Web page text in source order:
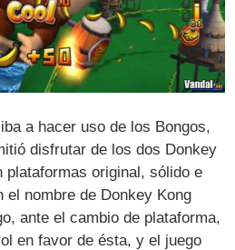
a hacer uso de los Bongos,
disfrutar de los dos Donkey
plataformas original, sólido e
el nombre de Donkey Kong
ante el cambio de plataforma,
en favor de ésta, y el juego